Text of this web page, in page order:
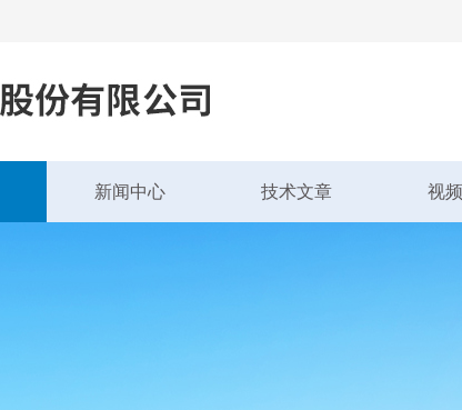
新闻中心 技术文章 视